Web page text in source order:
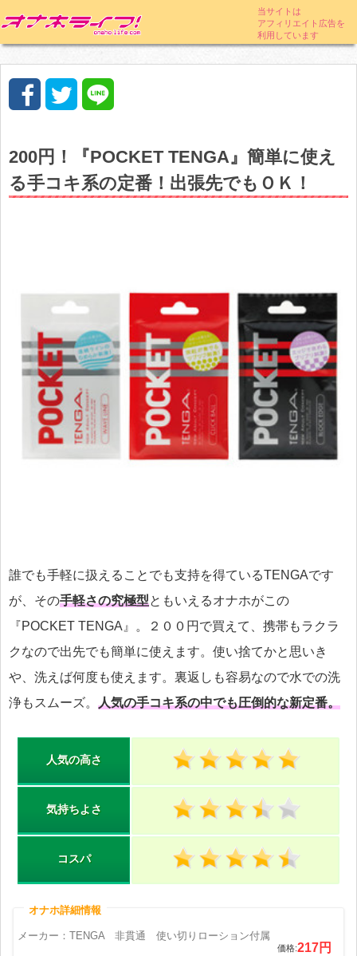
200円！『POCKET TENGA』簡単に使え
る手コキ系の定番！出張先でもＯＫ！
誰でも手軽に扱えることでも支持を得ているTENGAです
が、その手軽さの究極型ともいえるオナホがこの
『POCKET TENGA』。２００円で買えて、携帯もラクラ
クなので出先でも簡単に使えます。使い捨てかと思いき
や、洗えば何度も使えます。裏返しも容易なので水での洗
浄もスムーズ。 人気の手コキ系の中でも圧倒的な新定番。
人気の高さ
気持ちよさ
コスパ
メーカー：TENGA 非貫通 使い切りローション付属
価格:217円